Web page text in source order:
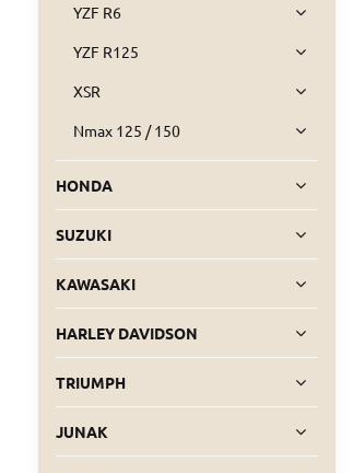
YZF R6
YZF R125
XSR
Nmax 125 / 150
HONDA
SUZUKI
KAWASAKI
HARLEY DAVIDSON
TRIUMPH
JUNAK